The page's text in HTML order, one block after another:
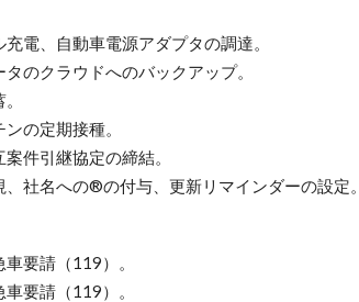
電、自動車電源アダプタの調達。
のクラウドへのバックアップ。
の定期接種。
件引継協定の締結。
社名への®️の付与、更新リマインダーの設定。
要請（119）。
要請（119）。